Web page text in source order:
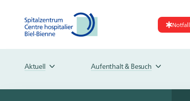
Notfall
Aktuell Aufenthalt & Besuch